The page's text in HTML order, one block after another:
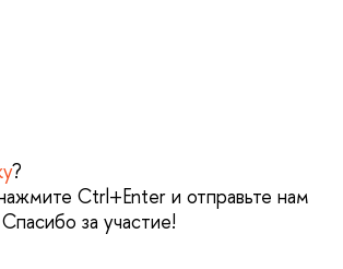
?
Ctrl+Enter и отправьте нам
за участие!